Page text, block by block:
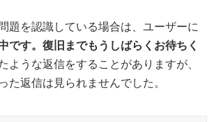
題を認識している場合は、ユーザーに
です。復旧までもうしばらくお待ちく
ような返信をすることがありますが、
た返信は見られませんでした。